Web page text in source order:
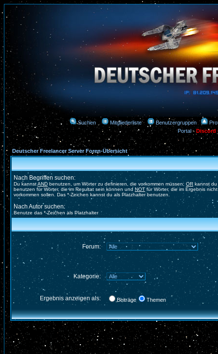
Suchen Mitgliederliste Benutzergruppen
Portal-Discord
Deutscher Freelancer Server Foren-Übersicht
Nach Begriffen suchen:
Du kannstAND benutzen, um Wörter zu definieren, die vorkommen müssen; OR kannst du
benutzen für Wörter, die im Resultat sein können und NOT für Wörter, die im Ergebnis nicht
vorkommen sollen. Das *-Zeichen kannst du als Platzhalter benutzen.
Nach Autor suchen:
Benutze das *-Zeichen als Platzhalter
Forum:
Kategorie:
Ergebnis anzeigen als: Beiträge Themen